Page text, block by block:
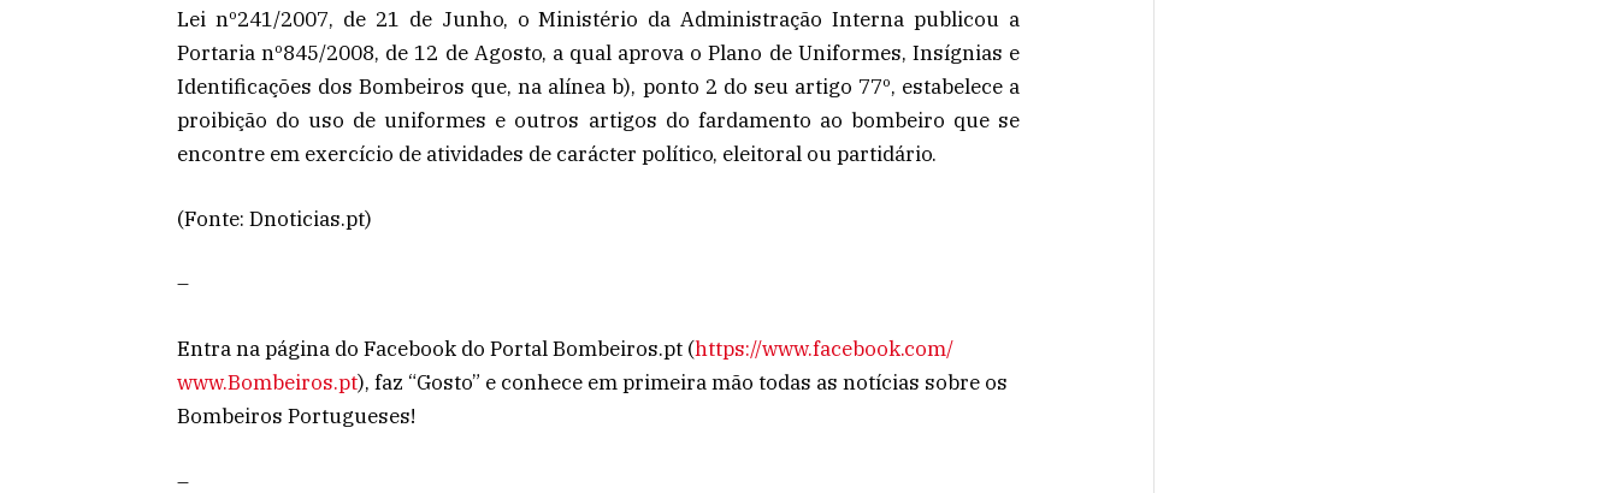
Lei nº241/2007, de 21 de Junho, o Ministério da Administração Interna publicou a
Portaria nº845/2008, de 12 de Agosto, a qual aprova o Plano de Uniformes, Insígnias e
Identificações dos Bombeiros que, na alínea b), ponto 2 do seu artigo 77º, estabelece a
proibição do uso de uniformes e outros artigos do fardamento ao bombeiro que se
encontre em exercício de atividades de carácter político, eleitoral ou partidário.
(Fonte: Dnoticias.pt)
–
Entra na página do Facebook do Portal Bombeiros.pt (https://www.facebook.com/
www.Bombeiros.pt), faz “Gosto” e conhece em primeira mão todas as notícias sobre os
Bombeiros Portugueses!
–